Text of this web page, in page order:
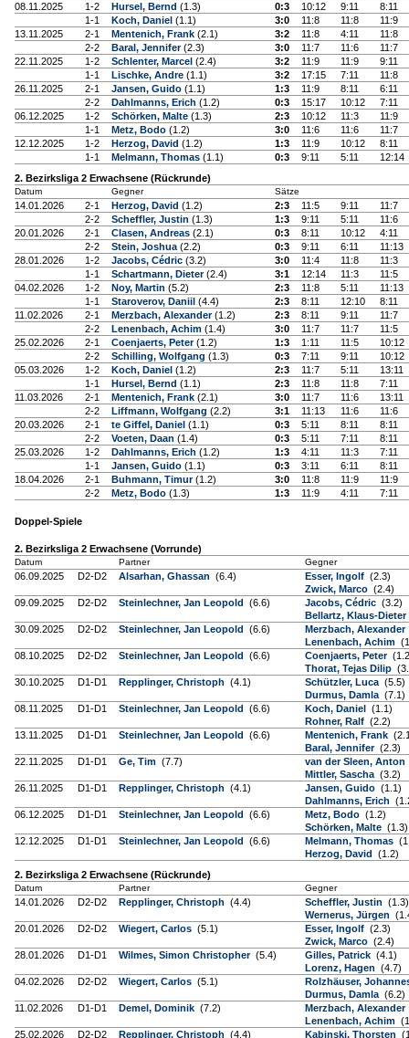
08.11.2025
1-2 Hursel, Bernd (1.3) 0:3 10:12 9:11
8:11
1-1
Koch, Daniel (1.1) 3:0 11:8 11:8
11:9
13.11.2025
2-1 Mentenich, Frank (2.1) 3:2 11:8 4:11
11:8
2-2
Baral, Jennifer(2.3) 3:0 11:7 11:6
11:7
22.11.2025
1-2 Schlenter, Marcel (2.4) 3:2 11:9 11:9
9:11
1-1
Lischke, Andre (1.1) 3:2 17:15 7:11
11:8
26.11.2025
2-1 Jansen, Guido (1.1) 1:3 11:9 8:11
6:11
2-2
Dahlmanns, Erich (1.2) 0:3 15:17 10:12
7:11
06.12.2025
1-2 Schörken, Malte (1.3) 2:3 10:12 11:3
11:9
1-1
Metz, Bodo (1.2) 3:0 11:6 11:6
11:7
12.12.2025
1-2 Herzog, David (1.2) 1:3 11:9 10:12
8:11
1-1
Melmann, Thomas (1.1) 0:3 9:11 5:11
12:14
2. Bezirksliga 2 Erwachsene (Rückrunde)
Datum Gegner Sätze
14.01.2026 2-1 Herzog, David (1.2) 2:3 11:5 9:11
11:7
2-2
Scheffler, Justin (1.3) 1:3 9:11 5:11
11:6
20.01.2026
2-1 Clasen, Andreas (2.1) 0:3 8:11 10:12
4:11
2-2
Stein, Joshua (2.2) 0:3 9:11 6:11
11:13
28.01.2026
1-2 Jacobs, Cédric (3.2) 3:0 11:4 11:8
11:3
1-1
Schartmann, Dieter(2.4) 3:1 12:14 11:3
11:5
04.02.2026
1-2 Noy, Martin (5.2) 2:3 11:8 5:11
11:13
1-1
Staroverov, Daniil (4.4) 2:3 8:11 12:10
8:11
11.02.2026
2-1 Merzbach, Alexander(1.2) 2:3 8:11 9:11
11:7
2-2
Lenenbach, Achim (1.4) 3:0 11:7 11:7
11:5
25.02.2026
2-1 Coenjaerts, Peter(1.2) 1:3 1:11 11:5
10:12
2-2
Schilling, Wolfgang (1.3) 0:3 7:11 9:11
10:12
05.03.2026
1-2 Koch, Daniel (1.2) 2:3 11:7 5:11
13:11
1-1
Hursel, Bernd (1.1) 2:3 11:8 11:8
7:11
11.03.2026
2-1 Mentenich, Frank (2.1) 3:0 11:7 11:6
13:11
2-2
Liffmann, Wolfgang (2.2) 3:1 11:13 11:6
11:6
20.03.2026
2-1 te Giffel, Daniel (1.1) 0:3 5:11 8:11
8:11
2-2
Voeten, Daan (1.4) 0:3 5:11 7:11
8:11
25.03.2026
1-2 Dahlmanns, Erich (1.2) 1:3 4:11 11:3
7:11
1-1
Jansen, Guido (1.1) 0:3 3:11 6:11
8:11
18.04.2026
2-1 Buhmann, Timur(1.2) 3:0 11:8 11:9
11:9
2-2
Metz, Bodo (1.3) 1:3 11:9 4:11 7:11
Doppel-Spiele
2. Bezirksliga 2 Erwachsene (Vorrunde)
Datum Partner Gegner
06.09.2025 D2-D2 Alsarhan, Ghassan (6.4) Esser, Ingolf (2.3)
Zwick, Marco (2.4)
09.09.2025
D2-D2 Steinlechner, Jan Leopold (6.6) Jacobs, Cédric (3.2)
Bellartz, Klaus-Dieter
30.09.2025
D2-D2 Steinlechner, Jan Leopold (6.6) Merzbach, Alexander
Lenenbach, Achim
08.10.2025
D2-D2 Steinlechner, Jan Leopold (6.6) Coenjaerts, Peter
Thorat, Tejas Dilip
30.10.2025
D1-D1 Repplinger, Christoph (4.1) Schützler, Luca (5.5)
Durmus, Damla (7.1)
08.11.2025
D1-D1 Steinlechner, Jan Leopold (6.6) Koch, Daniel (1.1)
Rohner, Ralf (2.2)
13.11.2025
D1-D1 Steinlechner, Jan Leopold (6.6) Mentenich, Frank
Baral, Jennifer (2.3)
22.11.2025
D1-D1 Ge, Tim (7.7) van der Sleen, Anton
Mittler, Sascha (3.2)
26.11.2025
D1-D1 Repplinger, Christoph (4.1) Jansen, Guido (1.1)
Dahlmanns, Erich
06.12.2025
D1-D1 Steinlechner, Jan Leopold (6.6) Metz, Bodo (1.2)
Schörken, Malte (1.3)
12.12.2025
D1-D1 Steinlechner, Jan Leopold (6.6) Melmann, Thomas
Herzog, David (1.2)
2. Bezirksliga 2 Erwachsene (Rückrunde)
Datum Partner Gegner
14.01.2026 D2-D2 Repplinger, Christoph (4.4) Scheffler, Justin (1.3)
Wernerus, Jürgen
20.01.2026
D2-D2 Wiegert, Carlos (5.1) Esser, Ingolf (2.3)
Zwick, Marco (2.4)
28.01.2026
D1-D1 Wilmes, Simon Christopher (5.4) Gilles, Patrick (4.1)
Lorenz, Hagen (4.7)
04.02.2026
D2-D2 Wiegert, Carlos (5.1)
Rolzhäuser,
Durmus, Damla (6.2)
11.02.2026
D1-D1 Demel, Dominik (7.2) Merzbach, Alexander
Lenenbach, Achim
25.02.2026
D2-D2 Repplinger, Christoph (4.4) Kabinski, Thorsten